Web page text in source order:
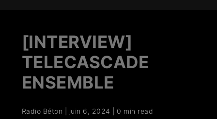
[INTERVIEW]
TELECASCADE
ENSEMBLE
Radio Béton juin 6, 2024 0 min read